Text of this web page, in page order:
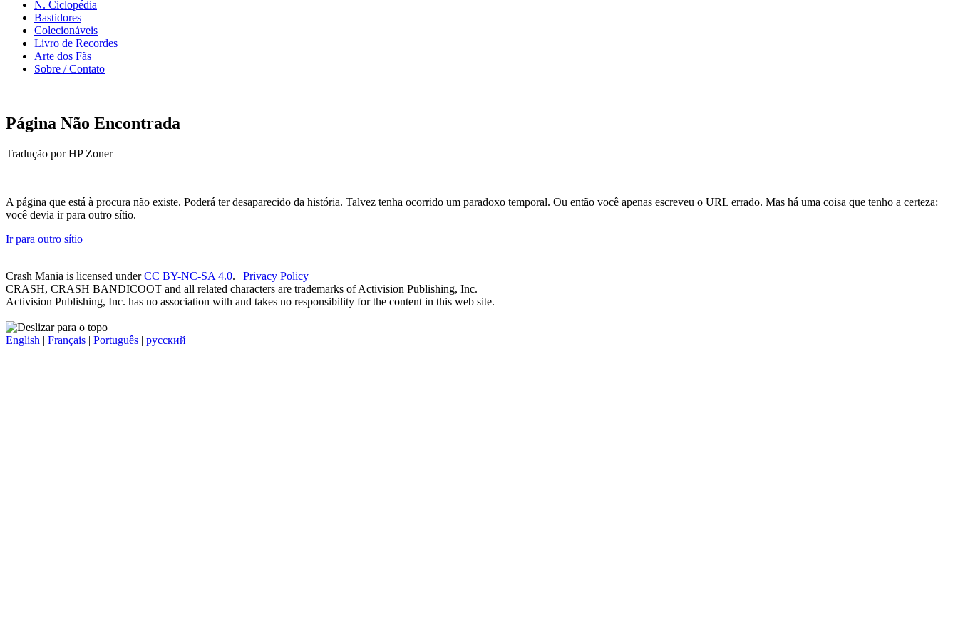
N. Ciclopédia
Bastidores
Colecionáveis
Livro de Recordes
Arte dos Fãs
Sobre / Contato
Página Não Encontrada
Tradução por HP Zoner
A página que está à procura não existe. Poderá ter desaparecido da história. Talvez tenha ocorrido um paradoxo temporal. Ou então você apenas escreveu o URL errado. Mas há uma coisa que tenho a certeza:
você devia ir para outro sítio.
Ir para outro sítio
Crash Mania is licensed underCC BY-NC-SA 4.0. | Privacy Policy
CRASH, CRASH BANDICOOT and all related characters are trademarks of Activision Publishing, Inc.
Activision Publishing, Inc. has no association with and takes no responsibility for the content in this web site.
English | Français | Português | русский